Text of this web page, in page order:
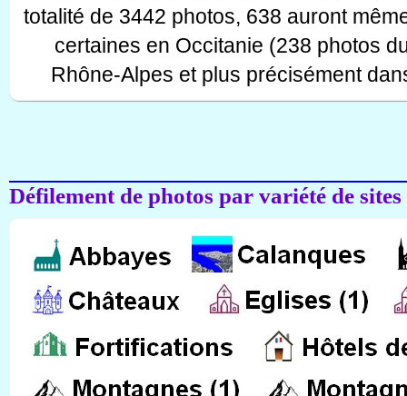
totalité de 3442 photos, 638 auront
certaines en Occitanie (238 photos
Rhône-Alpes et plus précisément
Défilement de photos par variété de